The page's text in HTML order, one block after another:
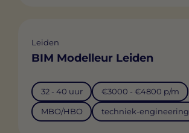
Leiden
BIM Modelleur Leiden
32 - 40 uur €3000 - €4800 p/m
MBO/HBO techniek-engineering